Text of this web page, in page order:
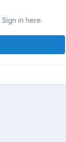
in here.